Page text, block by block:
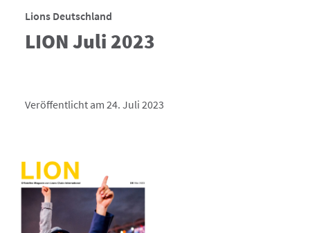
Lions Deutschland
LION Juli 2023
Veröffentlicht am 24. Juli 2023